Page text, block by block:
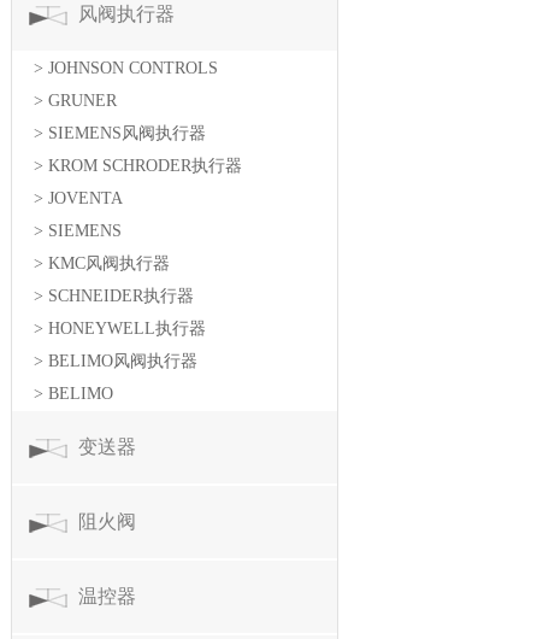
风阀执行器
> JOHNSON CONTROLS
> GRUNER
> SIEMENS风阀执行器
> KROM SCHRODER执行器
> JOVENTA
> SIEMENS
> KMC风阀执行器
> SCHNEIDER执行器
> HONEYWELL执行器
> BELIMO风阀执行器
> BELIMO
变送器
阻火阀
温控器